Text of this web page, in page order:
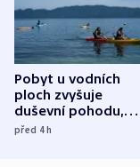
Pobyt u vodních
ploch zvyšuje
duševní pohodu,
ukázala
před 4h